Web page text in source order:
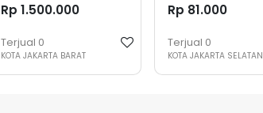
Rp 1.500.000
Terjual 0
KOTA JAKARTA BARAT
Rp 81.000
Terjual 0
KOTA JAKARTA SELATAN